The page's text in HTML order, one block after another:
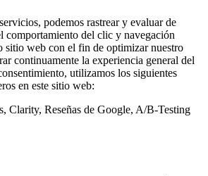
podemos rastrear y evaluar de
comportamiento del clic y navegación
sitio web con el fin de optimizar nuestro
continuamente la experiencia general del
utilizamos los siguientes
en este sitio web:
Clarity, Reseñas de Google, A/B-Testing